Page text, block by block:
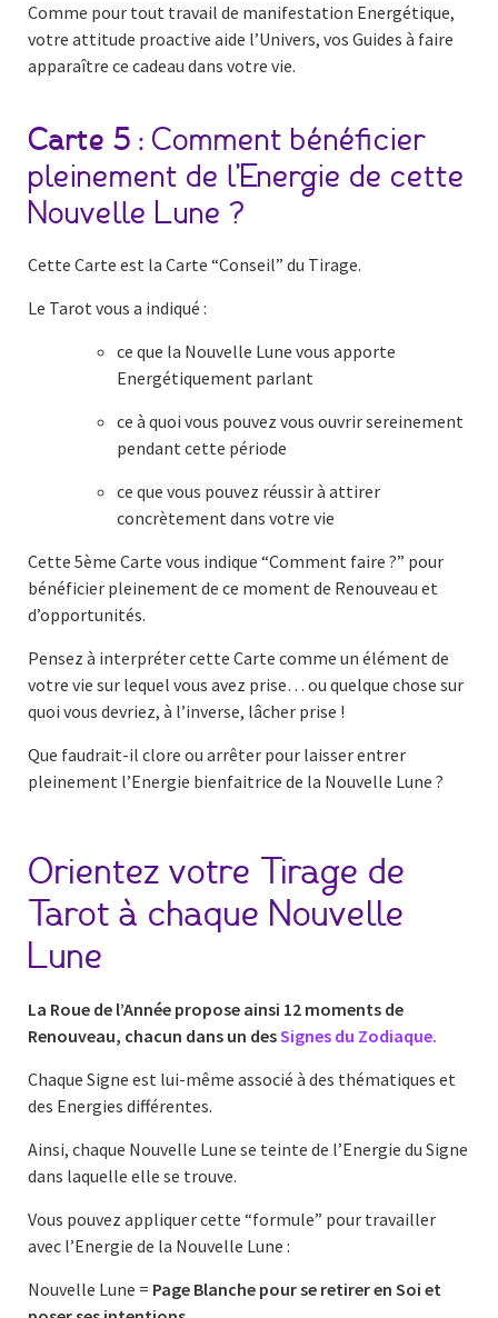
Comme pour tout travail de manifestation Energétique,
votre attitude proactive aide l’Univers, vos Guides à faire
apparaître ce cadeau dans votre vie.
Carte 5 : Comment bénéficier
pleinement de l’Energie de cette
Nouvelle Lune ?
Cette Carte est la Carte “Conseil” du Tirage.
Le Tarot vous a indiqué :
ce que la Nouvelle Lune vous apporte
Energétiquement parlant
ce à quoi vous pouvez vous ouvrir sereinement
pendant cette période
ce que vous pouvez réussir à attirer
concrètement dans votre vie
Cette 5ème Carte vous indique “Comment faire ?” pour
bénéficier pleinement de ce moment de Renouveau et
d’opportunités.
Pensez à interpréter cette Carte comme un élément de
votre vie sur lequel vous avez prise… ou quelque chose sur
quoi vous devriez, à l’inverse, lâcher prise !
Que faudrait-il clore ou arrêter pour laisser entrer
pleinement l’Energie bienfaitrice de la Nouvelle Lune ?
Orientez votre Tirage de
Tarot à chaque Nouvelle
Lune
La Roue de l’Année propose ainsi 12 moments de
Renouveau, chacun dans un desSignes du Zodiaque.
Chaque Signe est lui-même associé à des thématiques et
des Energies différentes.
Ainsi, chaque Nouvelle Lune se teinte de l’Energie du Signe
dans laquelle elle se trouve.
Vous pouvez appliquer cette “formule” pour travailler
avec l’Energie de la Nouvelle Lune :
Nouvelle Lune = Page Blanche pour se retirer en Soi et